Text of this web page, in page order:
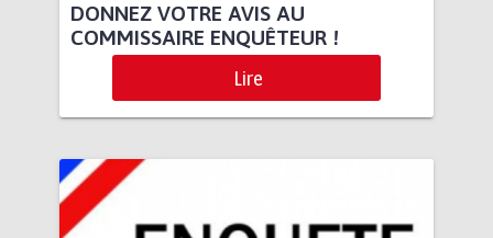
DONNEZ VOTRE AVIS AU
COMMISSAIRE ENQUÊTEUR !
Lire